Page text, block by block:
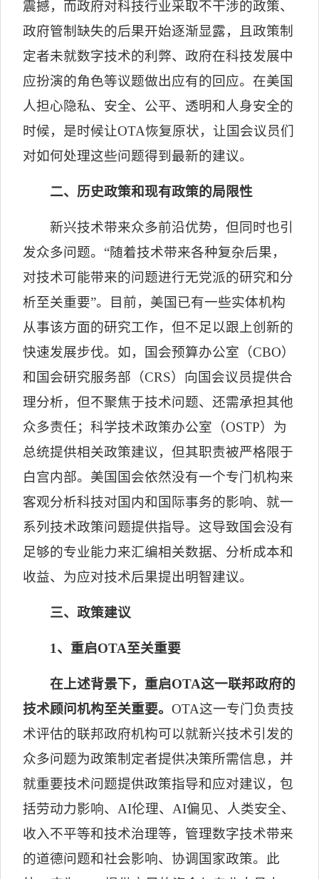
震撼，而政府对科技行业采取不干涉的政策、
政府管制缺失的后果开始逐渐显露，且政策制
定者未就数字技术的利弊、政府在科技发展中
应扮演的角色等议题做出应有的回应。在美国
人担心隐私、安全、公平、透明和人身安全的
时候，是时候让OTA恢复原状，让国会议员们
对如何处理这些问题得到最新的建议。
二、历史政策和现有政策的局限性
新兴技术带来众多前沿优势，但同时也引
发众多问题。“随着技术带来各种复杂后果，
对技术可能带来的问题进行无党派的研究和分
析至关重要”。目前，美国已有一些实体机构
从事该方面的研究工作，但不足以跟上创新的
快速发展步伐。如，国会预算办公室（CBO）
和国会研究服务部（CRS）向国会议员提供合
理分析，但不聚焦于技术问题、还需承担其他
众多责任；科学技术政策办公室（OSTP）为
总统提供相关政策建议，但其职责被严格限于
白宫内部。美国国会依然没有一个专门机构来
客观分析科技对国内和国际事务的影响、就一
系列技术政策问题提供指导。这导致国会没有
足够的专业能力来汇编相关数据、分析成本和
收益、为应对技术后果提出明智建议。
三、政策建议
1、重启OTA至关重要
在上述背景下，重启OTA这一联邦政府的
技术顾问机构至关重要。OTA这一专门负责技
术评估的联邦政府机构可以就新兴技术引发的
众多问题为政策制定者提供决策所需信息，并
就重要技术问题提供政策指导和应对建议，包
括劳动力影响、 AI伦理、 AI偏见、人类安全、
收入不平等和技术治理等，管理数字技术带来
的道德问题和社会影响、协调国家政策。此